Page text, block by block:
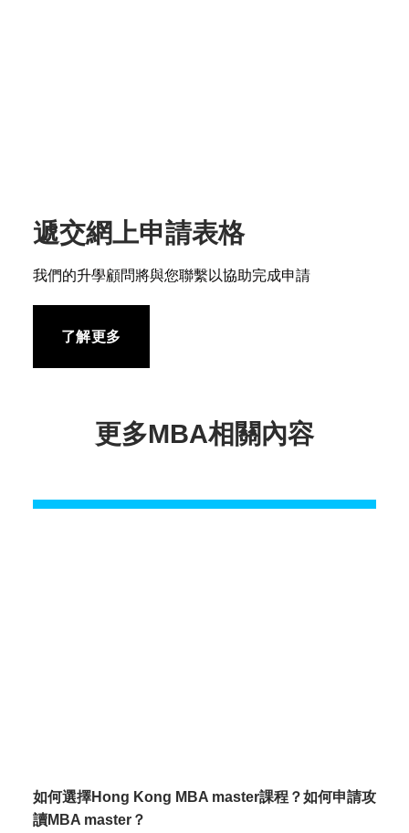
遞交網上申請表格
我們的升學顧問將與您聯繫以協助完成申請
了解更多
更多MBA相關內容
如何選擇Hong Kong MBA master課程？如何申請攻
讀MBA master？